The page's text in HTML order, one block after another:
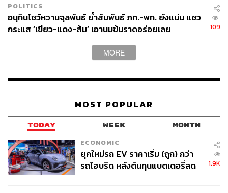
POLITICS
อนุทินโชว์หวานจุลพันธ์ ย้ำสัมพันธ์ ภท.-พท. ยังแน่น แซว
กระแส ‘เขียว-แดง-ส้ม’ เอานมข้นราดอร่อยเลย
109
MORE
MOST POPULAR
TODAY WEEK MONTH
ECONOMIC
ยุคใหม่รถ EV ราคาเริ่ม (ถูก) กว่า
รถไฮบริด หลังต้นทุนแบตเตอรี่ลด
1.9K